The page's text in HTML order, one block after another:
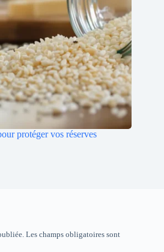
protéger vos réserves
Les champs obligatoires sont